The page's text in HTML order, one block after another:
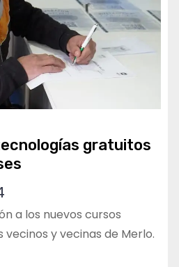
gratuitos
a los nuevos cursos
y vecinas de Merlo.